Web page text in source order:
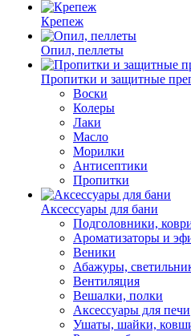
Крепеж
Опил, пеллеты
Пропитки и защитные
Воски
Колеры
Лаки
Масло
Морилки
Антисептики
Пропитки
Аксессуары для бани
Подголовники,
Ароматизаторы и
Веники
Абажуры,
Вентиляция
Вешалки, полки
Аксессуары для печи
Ушаты, шайки,